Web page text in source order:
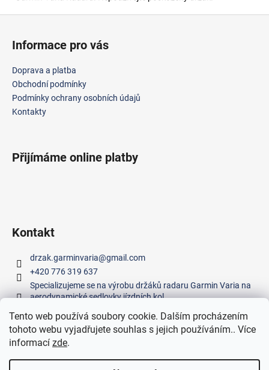
Tento web používá soubory cookie. Dalším procházením
tohoto webu vyjadřujete souhlas s jejich používáním.. Více
informací zde.
Informace pro vás
Doprava a platba
Obchodní podmínky
Podmínky ochrany osobních údajů
Kontakty
Přijímáme online platby
Kontakt
drzak.garminvaria@gmail.com
+420 776 319 637
Specializujeme se na výrobu držáků radaru Garmin Varia na
aerodynamické sedlovky jízdních kol.
Facebook